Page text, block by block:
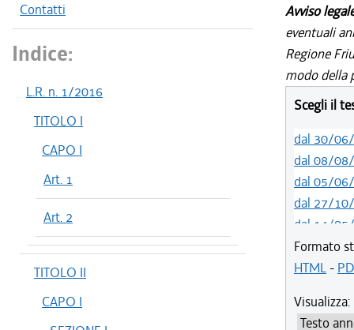
Contatti
Indice:
L.R. n. 1/2016
TITOLO I
CAPO I
Art. 1
Art. 2
TITOLO II
CAPO I
Avviso
eventuali
Regione
modo della
Scegli il
dal 30/
dal 08/
dal 05/
dal 27/
dal 14/
dal 09/
dal 15/
dal 01/
Formato
HTML-
Visualizza: